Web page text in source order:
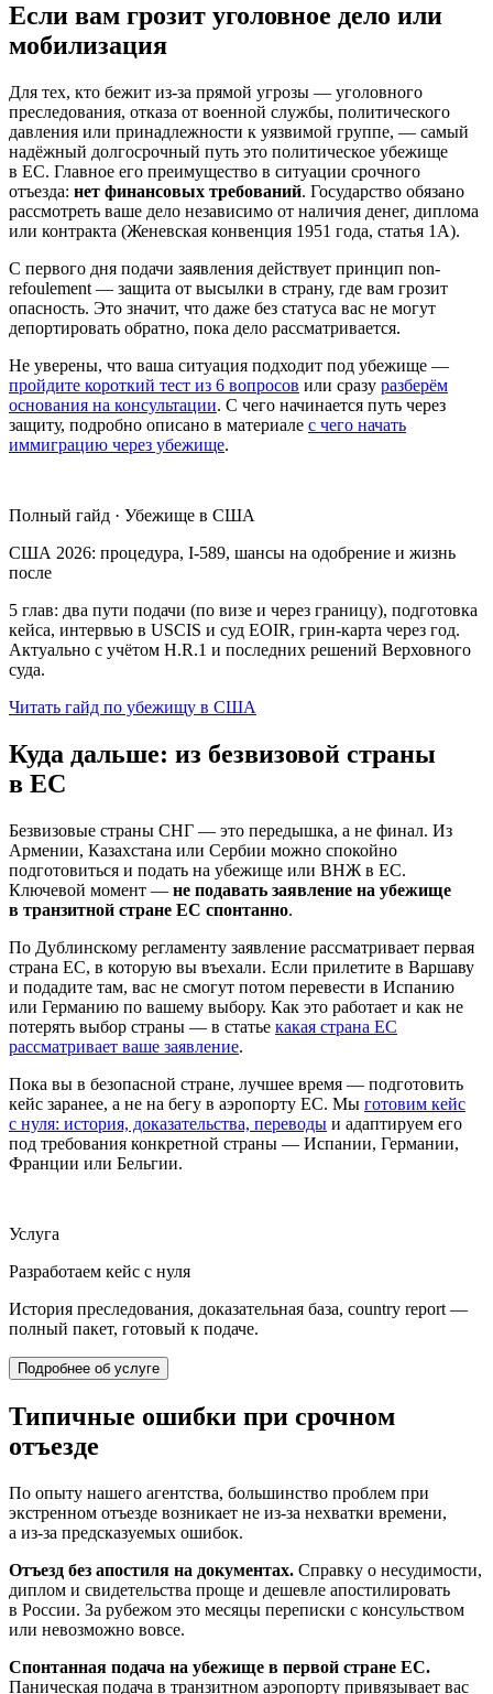
Если вам грозит уголовное дело или
мобилизация
Для тех, кто бежит из-за прямой угрозы — уголовного
преследования, отказа от военной службы, политического
давления или принадлежности к уязвимой группе, — самый
надёжный долгосрочный путь это политическое убежище
в ЕС. Главное его преимущество в ситуации срочного
отъезда: нет финансовых требований. Государство обязано
рассмотреть ваше дело независимо от наличия денег, диплома
или контракта (Женевская конвенция 1951 года, статья 1A).
С первого дня подачи заявления действует принцип non-
refoulement — защита от высылки в страну, где вам грозит
опасность. Это значит, что даже без статуса вас не могут
депортировать обратно, пока дело рассматривается.
Не уверены, что ваша ситуация подходит под убежище —
пройдите короткий тест из 6 вопросов или сразу разберём
основания на консультации. С чего начинается путь через
защиту, подробно описано в материале с чего начать
иммиграцию через убежище.
Полный гайд · Убежище в США
США 2026: процедура, I-589, шансы на одобрение и жизнь
после
5 глав: два пути подачи (по визе и через границу), подготовка
кейса, интервью в USCIS и суд EOIR, грин-карта через год.
Актуально с учётом H.R.1 и последних решений Верховного
суда.
Читать гайд по убежищу в США
Куда дальше: из безвизовой страны
в ЕС
Безвизовые страны СНГ — это передышка, а не финал. Из
Армении, Казахстана или Сербии можно спокойно
подготовиться и подать на убежище или ВНЖ в ЕС.
Ключевой момент — не подавать заявление на убежище
в транзитной стране ЕС спонтанно.
По Дублинскому регламенту заявление рассматривает первая
страна ЕС, в которую вы въехали. Если прилетите в Варшаву
и подадите там, вас не смогут потом перевести в Испанию
или Германию по вашему выбору. Как это работает и как не
потерять выбор страны — в статье какая страна ЕС
рассматривает ваше заявление.
Пока вы в безопасной стране, лучшее время — подготовить
кейс заранее, а не на бегу в аэропорту ЕС. Мы готовим кейс
с нуля: история, доказательства, переводы и адаптируем его
под требования конкретной страны — Испании, Германии,
Франции или Бельгии.
Услуга
Разработаем кейс с нуля
История преследования, доказательная база, country report —
полный пакет, готовый к подаче.
Подробнее об услуге
Типичные ошибки при срочном
отъезде
По опыту нашего агентства, большинство проблем при
экстренном отъезде возникает не из-за нехватки времени,
а из-за предсказуемых ошибок.
Отъезд без апостиля на документах. Справку о несудимости,
диплом и свидетельства проще и дешевле апостилировать
в России. За рубежом это месяцы переписки с консульством
или невозможно вовсе.
Спонтанная подача на убежище в первой стране ЕС.
Паническая подача в транзитном аэропорту привязывает вас